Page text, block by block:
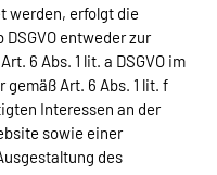
werden, erfolgt die
entweder zur
6 Abs. 1 lit. a DSGVO im
Art. 6 Abs. 1 lit. f
Interessen an der
sowie einer
des